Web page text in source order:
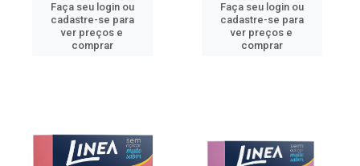
Faça seu login ou
cadastre-se para
ver preços e
comprar
Faça seu login ou
cadastre-se para
ver preços e
comprar